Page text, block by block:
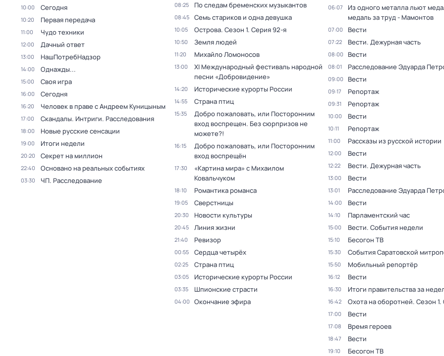
10:00 Сегодня
10:20 Первая передача
11:00 Чудо техники
12:00 Дачный ответ
13:00 НашПотребНадзор
14:00 Однажды...
15:00 Своя игра
16:00 Сегодня
16:20 Человек в праве с Андреем Куницыным
17:00 Скандалы. Интриги. Расследования
18:00 Новые русские сенсации
19:00 Итоги недели
20:20 Секрет на миллион
22:40 Основано на реальных событиях
03:30 ЧП. Расследование
08:25 По следам бременских музыкантов
08:45 Семь стариков и одна девушка
10:05 Острова. Сезон 1. Серия 92-я
10:50 Земля людей
11:20 Михайло Ломоносов
13:00
XI Международный фестиваль народной
песни «Добровидение»
14:20 Исторические курорты России
14:55 Страна птиц
15:35
Добро пожаловать, или Посторонним
вход воспрещен. Без сюрпризов не
можете?!
16:15
Добро пожаловать, или Посторонним
вход воспрещён
17:30
«Картина мира» с Михаилом
Ковальчуком
18:10 Романтика романса
19:05 Сверстницы
20:30 Новости культуры
20:45 Линия жизни
21:40 Ревизор
00:55 Сердца четырёх
02:25 Страна птиц
03:05 Исторические курорты России
03:35 Шпионские страсти
04:00 Окончание эфира
06:07
Из одного металла льют
медаль за труд - Мамонтов
07:00 Вести
07:22 Вести. Дежурная часть
08:00 Вести
08:01 Расследование Эдуарда
09:00 Вести
09:17 Репортаж
09:31 Репортаж
10:00 Вести
10:11 Репортаж
11:00 Рассказы из русской истории
12:00 Вести
12:22 Вести. Дежурная часть
13:00 Вести
13:01 Расследование Эдуарда
14:00 Вести
14:10 Парламентский час
15:00 Вести. События недели
15:10 Бесогон ТВ
15:30 События Саратовской
15:50 Мобильный репортёр
16:12 Вести
16:30 Итоги правительства за
16:42 Охота на оборотней. Сезон 1.
17:00 Вести
17:08 Время героев
18:47 Вести
19:10 Бесогон ТВ